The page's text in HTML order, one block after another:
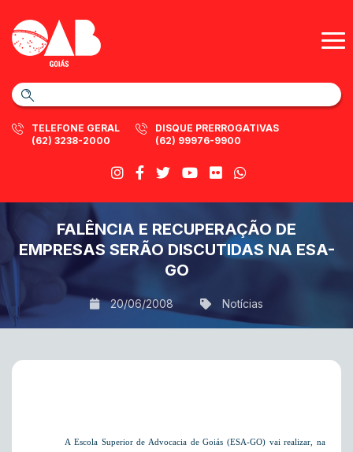
TELEFONE GERAL
(62) 3238-2000
DISQUE PRERROGATIVAS
(62) 99976-9900
FALÊNCIA E RECUPERAÇÃO DE
EMPRESAS SERÃO DISCUTIDAS NA ESA-
GO
20/06/2008 Notícias
A Escola Superior de Advocacia de Goiás (ESA-GO) vai realizar, na